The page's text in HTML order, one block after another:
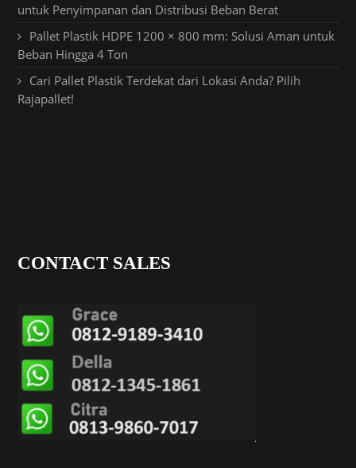
untuk Penyimpanan dan Distribusi Beban Berat
Pallet Plastik HDPE 1200 × 800 mm: Solusi Aman untuk
Beban Hingga 4 Ton
Cari Pallet Plastik Terdekat dari Lokasi Anda? Pilih
Rajapallet!
CONTACT SALES